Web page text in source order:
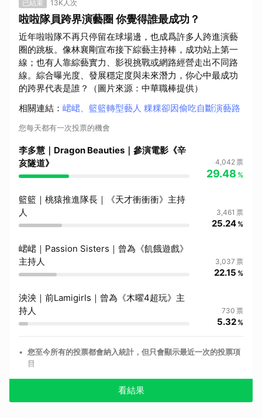
已結束 13K人次
啦啦隊員跨界演藝圈 你覺得誰最成功？
近年啦啦隊不再只停留在球場邊，也成爲許多人跨進演藝
圈的跳板。像林襄剛宣布接下綜藝主持棒，成功站上第一
線；也有人靠綜藝實力、影視挑戰或網路經營走出不同路
線。綜合曝光度、發展穩定度與未來潛力，你心中最成功
的跨界代表是誰？（圖片來源：中華職棒提供）
相關連結 ： 峮峮、籃籃轉型藝人 粿粿卻因偷吃自斷演藝路
您每天都有一次投票的機會
李多慧｜Dragon Beauties｜參演電影《辛
亥隧道》
4,042 票
29.48 %
籃籃｜桃猿推進隊長｜《天才衝衝衝》主持
人
3,461 票
25.24 %
峮峮｜Passion Sisters｜曾為《飢餓遊戲》
主持人
3,037 票
22.15 %
泱泱｜前Lamigirls｜曾為《木曜4超玩》主
持人
730 票
5.32 %
• 您至今所有的投票都會納入統計，但只會顯示最近一次的投票項
目
看結果